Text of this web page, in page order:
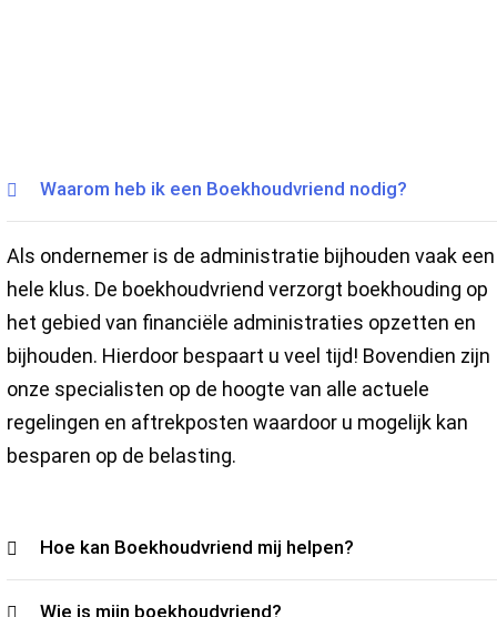
Waarom heb ik een Boekhoudvriend nodig?
Als ondernemer is de administratie bijhouden vaak een
hele klus. De boekhoudvriend verzorgt boekhouding op
het gebied van financiële administraties opzetten en
bijhouden. Hierdoor bespaart u veel tijd! Bovendien zijn
onze specialisten op de hoogte van alle actuele
regelingen en aftrekposten waardoor u mogelijk kan
besparen op de belasting.
Hoe kan Boekhoudvriend mij helpen?
Wie is mijn boekhoudvriend?